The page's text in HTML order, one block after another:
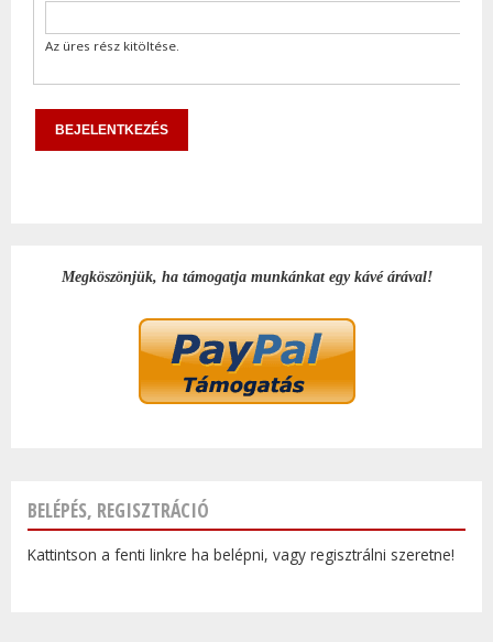
Az üres rész kitöltése.
Megköszönjük, ha támogatja munkánkat egy kávé árával!
BELÉPÉS, REGISZTRÁCIÓ
Kattintson a fenti linkre ha belépni, vagy regisztrálni szeretne!